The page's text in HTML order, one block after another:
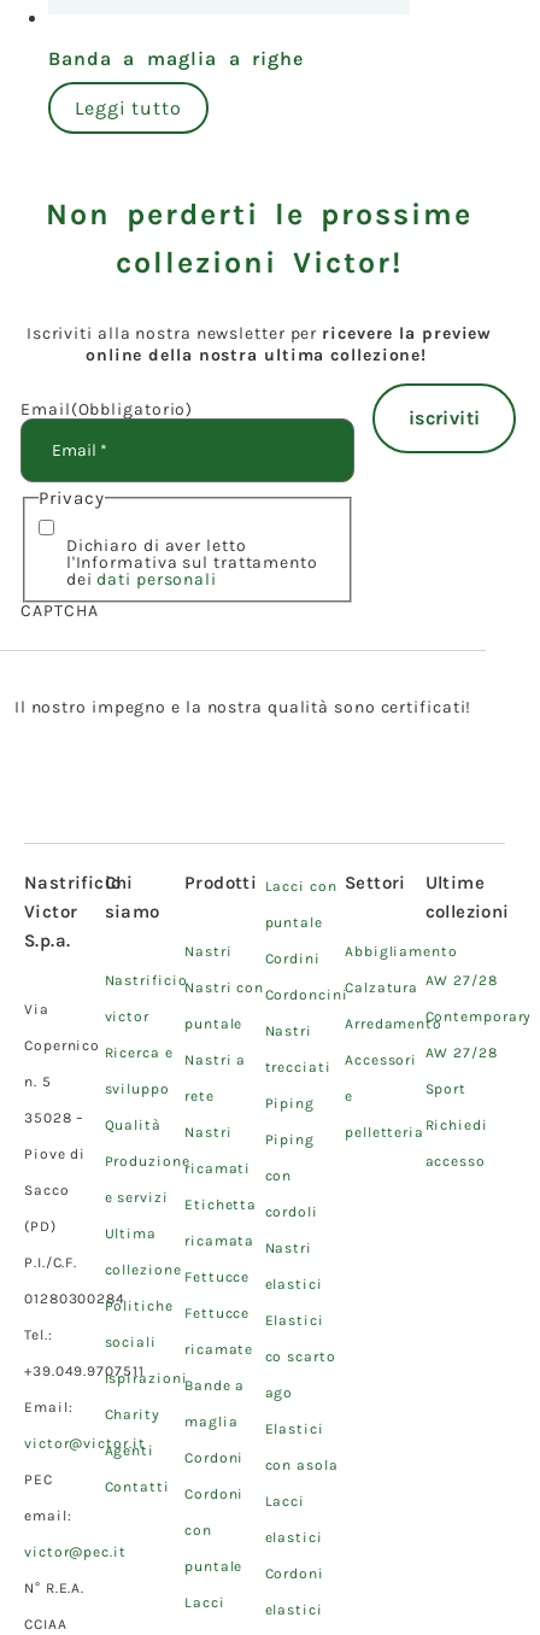
Banda a maglia a righe
Leggi tutto
Non perderti le prossime
collezioni Victor!
Iscriviti alla nostra newsletter per ricevere la preview
online della nostra ultima collezione!
Email(Obbligatorio)
Privacy
Dichiaro di aver letto
l'Informativa sul trattamento
deidati personali
CAPTCHA
Il nostro impegno e la nostra qualità sono certificati!
Nastrificio
Victor
S.p.a.
Via
Copernico
n. 5
35028 –
Piove di
Sacco
(PD)
P.I./C.F.
01280300284
Tel.:
+39.049.9707511
Email:
victor@victor.it
PEC
email:
victor@pec.it
N° R.E.A.
CCIAA
Chi
siamo
Nastrificio
victor
Ricerca e
sviluppo
Qualità
Produzione
e servizi
Ultima
collezione
Politiche
sociali
Ispirazioni
Charity
Agenti
Contatti
Prodotti
Nastri
Nastri con
puntale
Nastri a
rete
Nastri
ricamati
Etichetta
ricamata
Fettucce
Fettucce
ricamate
Bande a
maglia
Cordoni
Cordoni
con
puntale
Lacci
Lacci con
puntale
Cordini
Cordoncini
Nastri
trecciati
Piping
Piping
con
cordoli
Nastri
elastici
Elastici
co scarto
ago
Elastici
con asola
Lacci
elastici
Cordoni
elastici
Settori
Abbigliamento
Calzatura
Arredamento
Accessori
e
pelletteria
Ultime
collezioni
AW 27/28
Contemporary
AW 27/28
Sport
Richiedi
accesso